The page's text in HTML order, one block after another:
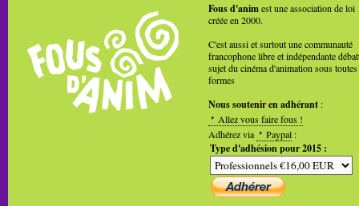
Fous d'animest une association de loi
créée en 2000.
C'est aussi et surtout une communauté
francophone libre et indépendante
sujet du cinéma d'animation sous toutes
formes
Nous soutenir en adhérant :
Allez vous faire fous !
Adhérez via
Paypal :
Type d'adhésion pour 2015 :